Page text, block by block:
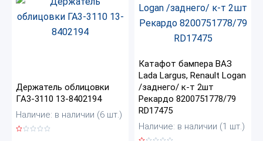
Держатель облицовки
ГА3-3110 13-8402194
Наличие: в наличии (6 шт.)
Катафот бампера ВАЗ
Lada Largus, Renault Logan
/заднего/ к-т 2шт
Рекардо 8200751778/79
RD17475
Наличие: в наличии (1 шт.)